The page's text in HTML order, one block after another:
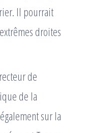
Il pourrait
droites
de
de la
également sur la